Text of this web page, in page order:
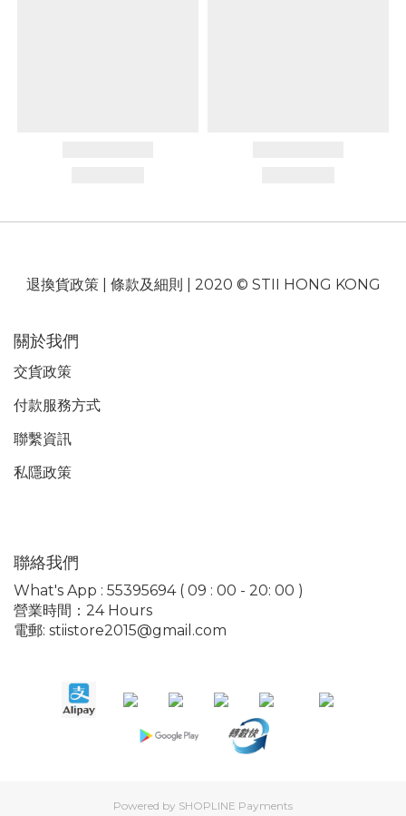
退換貨政策| 條款及細則 | 2020 © STII HONG KONG
關於我們
交貨政策
付款服務方式
聯繫資訊
私隱政策
聯絡我們
What's App : 55395694 ( 09 : 00 - 20: 00 )
營業時間：24 Hours
電郵: stiistore2015@gmail.com
Powered by SHOPLINE Payments